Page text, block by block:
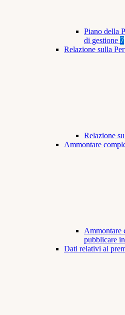
Piano della
di gestione 7
Relazione sulla
Relazione
Ammontare
Ammontare
pubblicare
Dati relativi ai